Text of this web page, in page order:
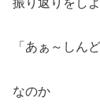
「あぁ～しん
なのか